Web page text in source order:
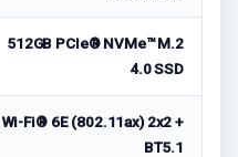
512GB PCIe® NVMe™ M.2
4.0 SSD
Wi-Fi® 6E (802.11ax) 2x2 +
BT5.1